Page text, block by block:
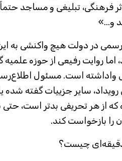
فرهنگی، تبلیغی و مساجد
و...»
در دولت هیچ واکنشی به
اما روایت رفیعی از حوزه علمیه
واداشته است. مسئول
سایر جزییات گفته شده
از هر تحریفی بدتر است،
را بازخواست کند.